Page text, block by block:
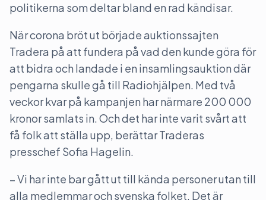
politikerna som deltar bland en rad kändisar.
När corona bröt ut började auktionssajten
Tradera på att fundera på vad den kunde göra för
att bidra och landade i en insamlingsauktion där
pengarna skulle gå till Radiohjälpen. Med två
veckor kvar på kampanjen har närmare 200 000
kronor samlats in. Och det har inte varit svårt att
få folk att ställa upp, berättar Traderas
presschef Sofia Hagelin.
– Vi har inte bar gått ut till kända personer utan till
alla medlemmar och svenska folket. Det är